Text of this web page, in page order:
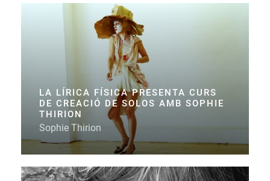
LA LÍRICA FÍSICA PRESENTA CURS
DE CREACIÓ DE SOLOS AMB SOPHIE
THIRION
Sophie Thirion